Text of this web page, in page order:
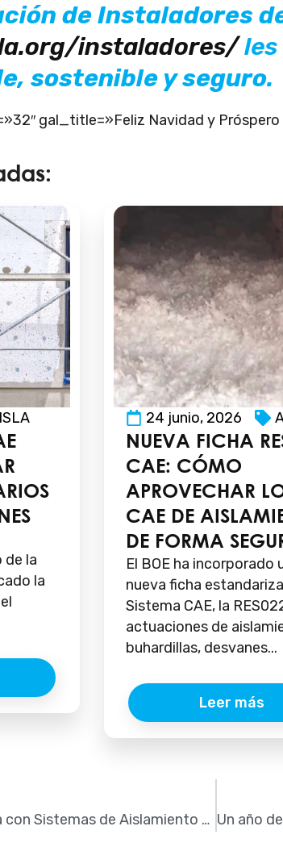
de Instaladores
instaladores/les
sostenible y seguro.
gal_title=»Feliz Navidad y Próspero
de la
la
24 junio, 2026
NUEVA FICHA
CAE: CÓMO
APROVECHAR
CAE DE
DE FORMA
El BOE ha incorporado
nueva ficha
Sistema CAE, la
actuaciones de
buhardillas, desvanes...
Leer más
Rehabilitación Energética con Sistemas de Aislamiento Térmico por el Exterior